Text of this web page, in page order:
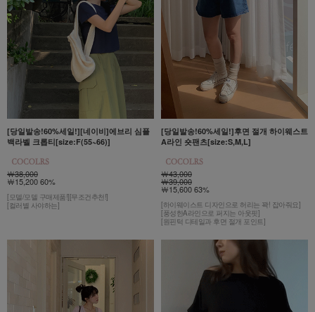
[당일발송!60%세일!][네이비]에브리 심플
백라벨 크롭티[size:F(55~66)]
￦38,000
￦15,200 60%
[모델/모델 구매제품!][무조건추천!]
[컬러별 사야하는]
[당일발송!60%세일!]후면 절개 하이웨스트
A라인 숏팬츠[size:S,M,L]
￦43,000
￦39,000
￦15,600 63%
[하이웨이스트 디자인으로 허리는 꽉! 잡아줘요]
[풍성한A라인으로 퍼지는 아웃핏]
[원핀턱 디테일과 후면 절개 포인트]